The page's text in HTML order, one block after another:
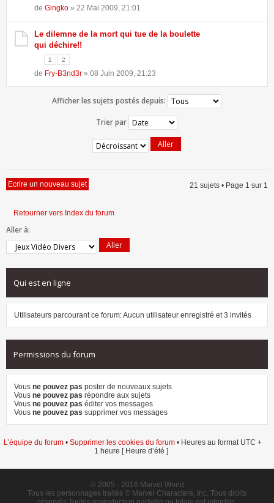
de Gingko » 22 Mai 2009, 21:01
Le dilemne de la mort qui tue de la boulette
qui déchire!!
1 2
de Fry-B3nd3r » 08 Juin 2009, 21:23
Afficher les sujets postés depuis:
Trier par
Ecrire un nouveau sujet 21 sujets • Page 1 sur 1
Retourner vers Index du forum
Aller à:
Qui est en ligne
Utilisateurs parcourant ce forum: Aucun utilisateur enregistré et 3 invités
Permissions du forum
Vous ne pouvez pas poster de nouveaux sujets
Vous ne pouvez pas répondre aux sujets
Vous ne pouvez pas éditer vos messages
Vous ne pouvez pas supprimer vos messages
L’équipe du forum• Supprimer les cookies du forum• Heures au format UTC +
1 heure [ Heure d’été ]
© 2005 - 2016 Marvel World
Tous les personnages traités © Marvel Characters, Inc. Tous droits